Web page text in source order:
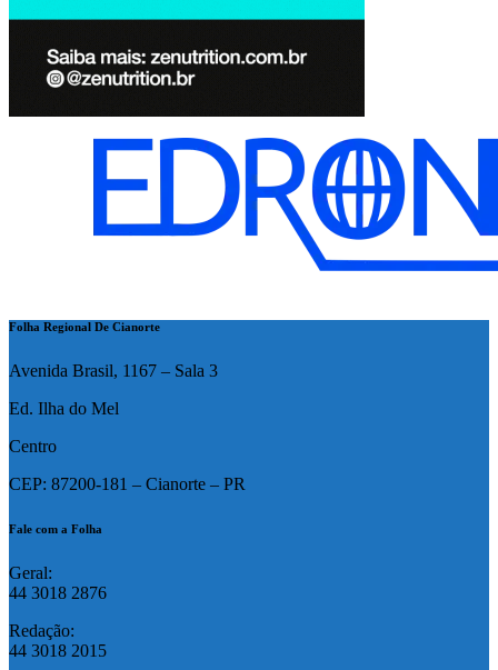
Folha Regional De Cianorte
Avenida Brasil, 1167 – Sala 3
Ed. Ilha do Mel
Centro
CEP: 87200-181 – Cianorte – PR
Fale com a Folha
Geral:
44 3018 2876
Redação:
44 3018 2015